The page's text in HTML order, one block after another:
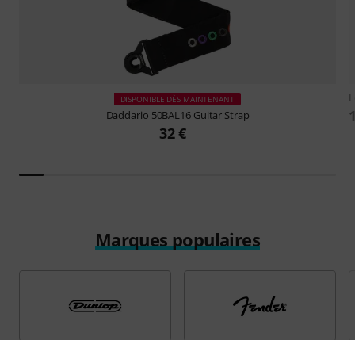
DISPONIBLE DÈS MAINTENANT
Daddario 50BAL16 Guitar Strap
32 €
Marques populaires